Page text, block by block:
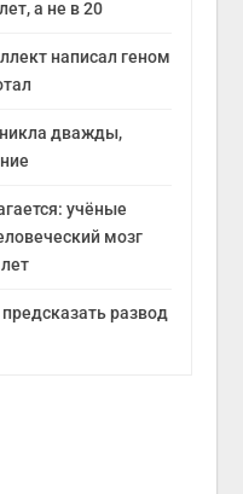
а не в 20
написал геном
дважды,
учёные
мозг
развод